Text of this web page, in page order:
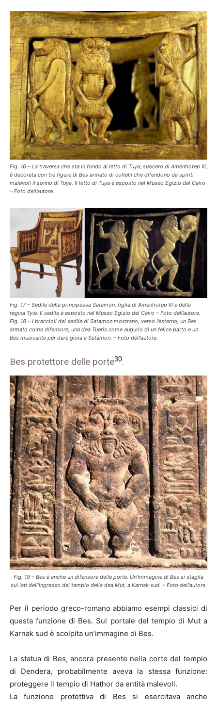
Fig. 16 – La traversa che sta in fondo al letto di Tuya, suocero di Amenhotep III,
è decorata con tre figure di Bes armato di coltelli che difendono da spiriti
malevoli il sonno di Tuya. Il letto di Tuya è esposto nel Museo Egizio del Cairo
– Foto dell’autore.
Fig. 17 – Sedile della principessa Satamon, figlia di Amenhotep III e della
regina Tyie. Il sedile è esposto nel Museo Egizio del Cairo – Foto dell’autore.
Fig. 18 – I braccioli del sedile di Satamon mostrano, verso l’esterno, un Bes
armato come difensore, una dea Tueris come augurio di un felice parto e un
Bes musicante per dare gioia a Satamon. – Foto dell’autore.
Bes protettore delle porte30.
Fig. 19 – Bes è anche un difensore delle porte. Un’immagine di Bes si staglia
sui lati dell’ingresso del tempio della dea Mut, a Karnak sud. – Foto dell’autore.
Per il periodo greco-romano abbiamo esempi classici di
questa funzione di Bes. Sul portale del tempio di Mut a
Karnak sud è scolpita un’immagine di Bes.
La statua di Bes, ancora presente nella corte del tempio
di Dendera, probabilmente aveva la stessa funzione:
proteggere il tempio di Hathor da entità malevoli.
La funzione protettiva di Bes si esercitava anche